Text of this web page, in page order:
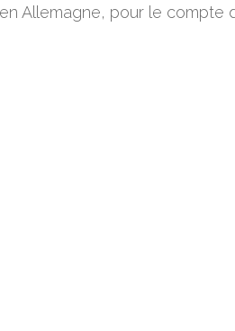
Allemagne, pour le compte